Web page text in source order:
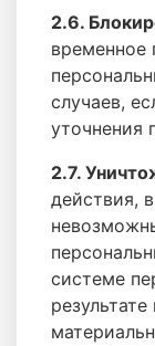
2.6.
временное
случаев,
уточнения
2.7.
действия,
системе